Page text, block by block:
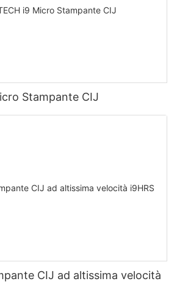
Stampante CIJ
CIJ ad altissima velocità